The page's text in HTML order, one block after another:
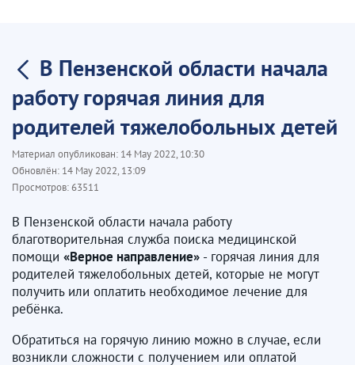
В Пензенской области начала
работу горячая линия для
родителей тяжелобольных детей
Материал опубликован: 14 May 2022, 10:30
Обновлён: 14 May 2022, 13:09
Просмотров:63511
В Пензенской области начала работу
благотворительная служба поиска медицинской
помощи «Верное направление» - горячая линия для
родителей тяжелобольных детей, которые не могут
получить или оплатить необходимое лечение для
ребёнка.
Обратиться на горячую линию можно в случае, если
возникли сложности с получением или оплатой